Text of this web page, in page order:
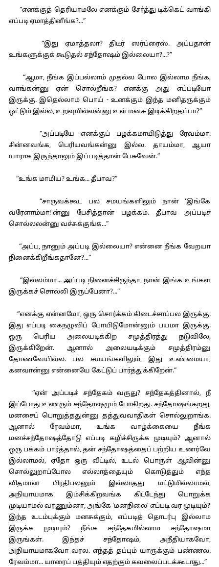
“எனக்குத் தெரியாமலே எனக்கும் சேர்த்து டிக்கெட் வாங்கி
எப்படி ஏமாத்தினீங்க?...”
“இது ஏமாத்தலா? திடீர் ஸர்ப்ரைஸ். அப்பதான்
உங்களுக்குக் கூடுதல் சந்தோஷம் இல்லையா?...?”
“ஆமா, நீங்க இப்பல்லாம் முதல்ல போல இல்லாம நீங்க,
வாங்கன்னு ஏன் சொல்றீங்க? எனக்கு அது எப்படியோ
இருக்கு. இதெல்லாம் பொய் - உனக்கும் இந்த மனிதருக்கும்
ஒட்டும் இல்ல, உறவுமில்லன்னு உள் மனசு இடிக்கிறதப்பா?”
“அப்படியே எனக்குப் பழக்கமாயிடுத்து ரேவம்மா.
சின்னவங்க, பெரியவங்கன்னு இல்ல. தாயம்மா, ஆயா
யாராக இருந்தாலும் இப்படித்தான் பேசுவேன்.”
“உங்க மாமிய? உங்க... தீபாவ?”
“சாருவக்கூட பல சமயங்களிலும் நான் ‘இங்கே
வரேளாம்மா!’ன்னு பேசித்தான் பழக்கம். தீபாவ அப்படிச்
சொல்லலன்னு வச்சுக்குங்க...”
“அப்ப, நானும் அப்படி இல்லையா? என்னை நீங்க வேறயா
நினைக்கிறீங்கதானே?...”
“இல்லம்மா... அப்படி நினைச்சிருந்தா, நான் இங்க உங்கள
இருக்கச் சொல்லி இருப்பேனா?...”
“எனக்கு என்னமோ, ஒரு சொர்க்கம் கிடைச்சாப்பல இருக்கு.
இது எப்படி கைநழுவிப் போயிடுமோன்னும் பயமா இருக்கு.
ஒரு பெரிய அலையடிக்கிற சமுத்திரத்து நடுவிலே,
இருக்கிறேன். ஆனால் அலையடிக்கும் சமுத்திரம்னு
தோணவேயில்ல. பல சமயங்களிலும், இது உண்மையா,
கனவான்னு என்னையே கேட்டுப் பார்த்துக்கிறேன்.”
“ஏன் அப்படிச் சந்தேகம் வருது? சந்தேகத்தினால், நீ
இப்போது உணரும் சந்தோஷமும் போகிறது. சந்தோஷங்கறது,
மனசைப் பொறுத்ததுன்னு தத்துவவாதிகள் சொல்லுறாங்க.
ஆனால் ரேவம்மா, உங்க வாழ்க்கையை நீங்க
மனச்சந்தோஷத்தோடு எப்படி கழிச்சிருக்க முடியும்? ஆனால்
ஒரு பக்கம் பார்த்தால், தன் சந்தோஷத்தைப் பற்றிய உணர்வே
இல்லாமல், ஏதோ ஒரு வீட்டில், உடல் பொருள் ஆவின்னு
சொல்லுறாப்போல எல்லாத்தையும் கொடுத்தும் எந்த
விதமான பிரதிபலனும் இல்லாதது மட்டுமில்லாமல்,
அநியாயமாக இம்சிக்கிறவங்க கிட்டேந்து பொறுக்க
முடியாமல் வரணும்னா, அங்கே ‘மனநிலை’ எப்படி வர முடியும்?
இந்த உடம்புக்கும் மனசுக்கும், எப்படித் தொடர்பு இல்லாம
இருக்க முடியும்? நீங்க சந்தேகமில்லாம சந்தோஷமா
இருங்கள். இந்தச் சந்தோஷம், அநீதியாகவோ,
அநியாயமாகவோ வரல. எந்தத் தப்பும் யாருக்கும் பண்ணல.
ரேவம்மா... யாரைப் பத்தியும் எதற்கும் கவலைப்படக்கூடாது...”